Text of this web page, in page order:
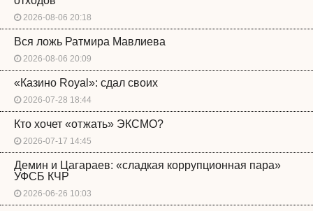
2026-08-06 20:18
Вся ложь Ратмира Мавлиева
2026-08-06 20:09
«Казино Royal»: сдал своих
2026-07-28 18:44
Кто хочет «отжать» ЭКСМО?
2026-07-17 14:45
Демин и Цагараев: «сладкая коррупционная пара»
УФСБ КЧР
2026-06-26 10:03